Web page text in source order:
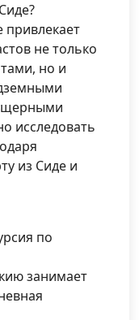
не только
но и
исследовать
из Сиде и
по
занимает